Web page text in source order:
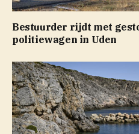
Bestuurder rijdt met
politiewagen in Uden